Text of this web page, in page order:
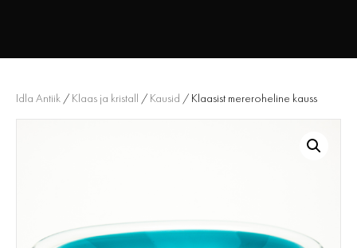
Idla Antiik / Klaas ja kristall / Kausid / Klaasist mereroheline kauss